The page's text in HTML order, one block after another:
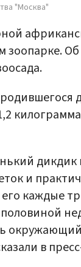
"Москва"
зоопарке.
и
каждые
в